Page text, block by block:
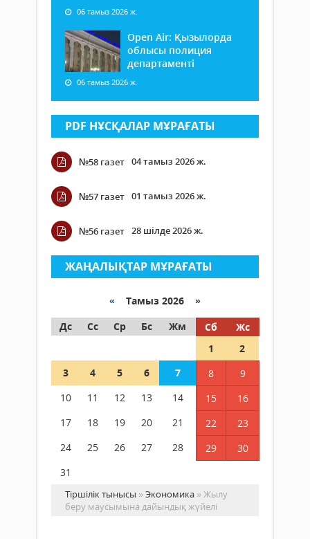
06 тамыз 2026 ж.
Open Air: Қызылорда
облысы полиция
департаменті
06 тамыз 2026 ж.
PDF НҰСҚАЛАР МҰРАҒАТЫ
№58 газет 04 тамыз 2026 ж.
№57 газет 01 тамыз 2026 ж.
№56 газет 28 шілде 2026 ж.
ЖАҢАЛЫҚТАР МҰРАҒАТЫ
« Тамыз 2026 »
Дс
Сс Ср Бс Жм Сб
Жс
1
2
3
4 5 6 7 8
9
10
11 12 13 14 15
16
17
18 19 20 21 22
23
24
25 26 27 28 29
30
31
Тіршілік тынысы »Экономика » Жылу
беру маусымына дайындық жүйелі